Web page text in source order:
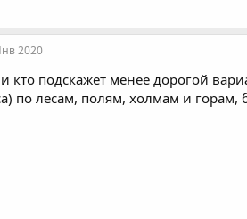
2020
кто подскажет менее дорогой
по лесам, полям, холмам и горам,